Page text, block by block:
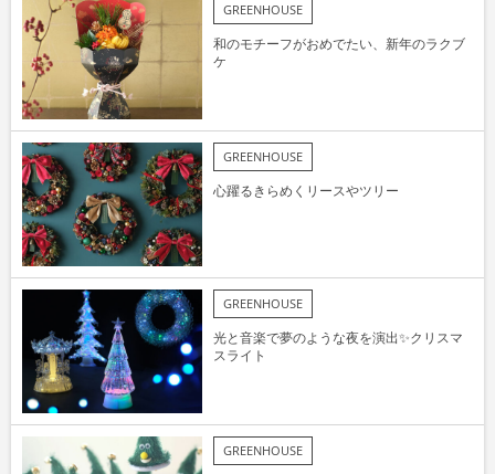
GREENHOUSE
和のモチーフがおめでたい、新年のラクブ
ケ
GREENHOUSE
心躍るきらめくリースやツリー
GREENHOUSE
光と音楽で夢のような夜を演出✨クリスマ
スライト
GREENHOUSE